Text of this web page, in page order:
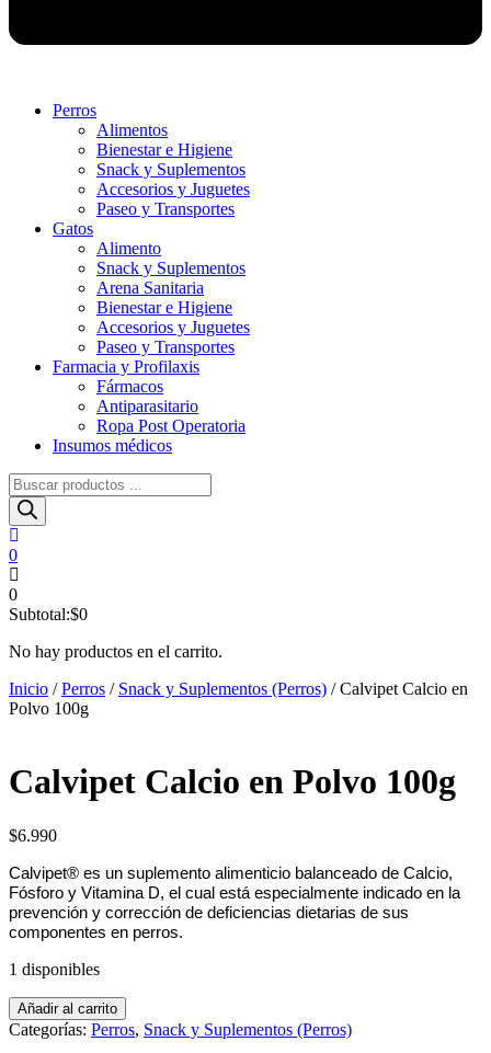
Perros
Alimentos
Bienestar e Higiene
Snack y Suplementos
Accesorios y Juguetes
Paseo y Transportes
Gatos
Alimento
Snack y Suplementos
Arena Sanitaria
Bienestar e Higiene
Accesorios y Juguetes
Paseo y Transportes
Farmacia y Profilaxis
Fármacos
Antiparasitario
Ropa Post Operatoria
Insumos médicos
Búsqueda
de
productos
0
0
Subtotal:$0
No hay productos en el carrito.
Inicio /Perros / Snack y Suplementos (Perros) / Calvipet Calcio en
Polvo 100g
Calvipet Calcio en Polvo 100g
$6.990
Calvipet® es un suplemento alimenticio balanceado de Calcio,
Fósforo y Vitamina D, el cual está especialmente indicado en la
prevención y corrección de deficiencias dietarias de sus
componentes en perros.
1 disponibles
Calvipet
Calcio
Añadir al carrito
Categorías: Perros, Snack y Suplementos (Perros)